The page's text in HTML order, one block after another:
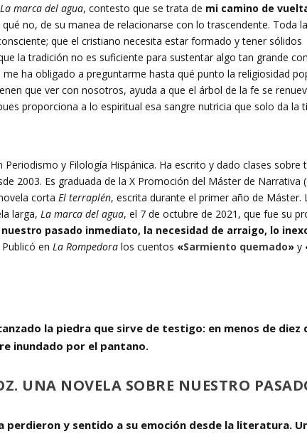
La marca del agua, contesto que se trata de mi camino de
no, de su manea de relacionarse con lo trascendente. Toda
que el cristiano necesita estar formado y tener sólidos
la tradición no es suficiente para sustentar algo tan grande
ha obligado a preguntarme hasta qué punto la religiosidad
que ver con nosotros, ayuda a que el árbol de la fe se
proporciona a lo espiritual esa sangre nutricia que solo da la
Periodismo y Filología Hispánica. Ha escrito y dado clases sobre
2003. Es graduada de la X Promoción del Máster de Narrativa
corta El terraplén, escrita durante el primer año de Máster.
larga, La marca del agua, el 7 de octubre de 2021, que fue su
pasado inmediato, la necesidad de arraigo, lo
Publicó en La Rompedora los cuentos «Sarmiento quemado» y
la piedra que sirve de testigo: en menos de diez
inundado por el pantano.
UNA NOVELA SOBRE NUESTRO
perdieron y sentido a su emoción desde la literatura.